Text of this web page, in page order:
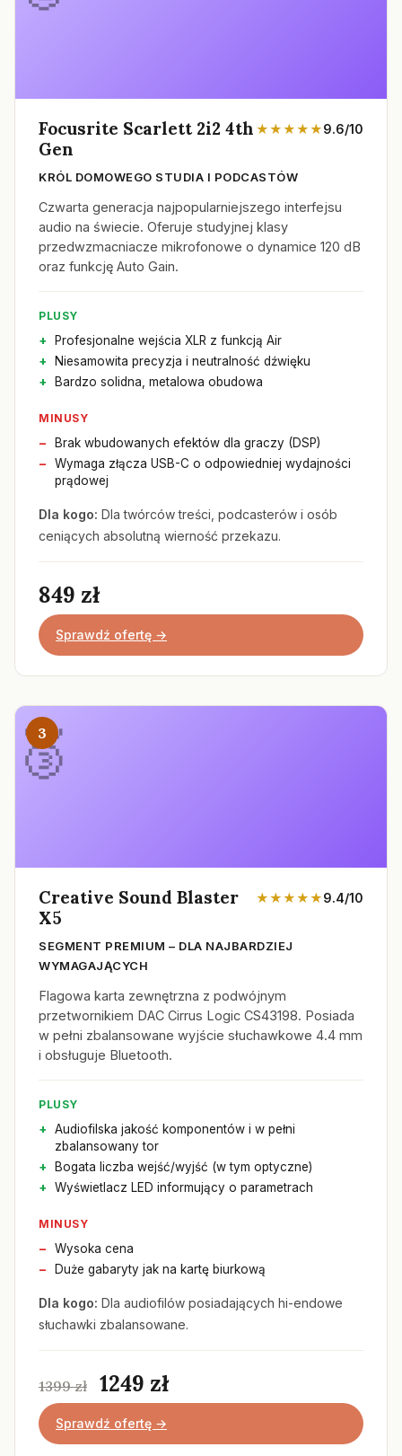
Focusrite Scarlett 2i2 4th
Gen
★★★★★9.6/10
KRÓL DOMOWEGO STUDIA I PODCASTÓW
Czwarta generacja najpopularniejszego interfejsu
audio na świecie. Oferuje studyjnej klasy
przedwzmacniacze mikrofonowe o dynamice 120 dB
oraz funkcję Auto Gain.
PLUSY
Profesjonalne wejścia XLR z funkcją Air
Niesamowita precyzja i neutralność dźwięku
Bardzo solidna, metalowa obudowa
MINUSY
Brak wbudowanych efektów dla graczy (DSP)
Wymaga złącza USB-C o odpowiedniej wydajności
prądowej
Dla kogo: Dla twórców treści, podcasterów i osób
ceniących absolutną wierność przekazu.
849 zł
Sprawdź ofertę →
3
Creative Sound Blaster
X5
★★★★★9.4/10
SEGMENT PREMIUM – DLA NAJBARDZIEJ
WYMAGAJĄCYCH
Flagowa karta zewnętrzna z podwójnym
przetwornikiem DAC Cirrus Logic CS43198. Posiada
w pełni zbalansowane wyjście słuchawkowe 4.4 mm
i obsługuje Bluetooth.
PLUSY
Audiofilska jakość komponentów i w pełni
zbalansowany tor
Bogata liczba wejść/wyjść (w tym optyczne)
Wyświetlacz LED informujący o parametrach
MINUSY
Wysoka cena
Duże gabaryty jak na kartę biurkową
Dla kogo: Dla audiofilów posiadających hi-endowe
słuchawki zbalansowane.
1399 zł 1249 zł
Sprawdź ofertę →